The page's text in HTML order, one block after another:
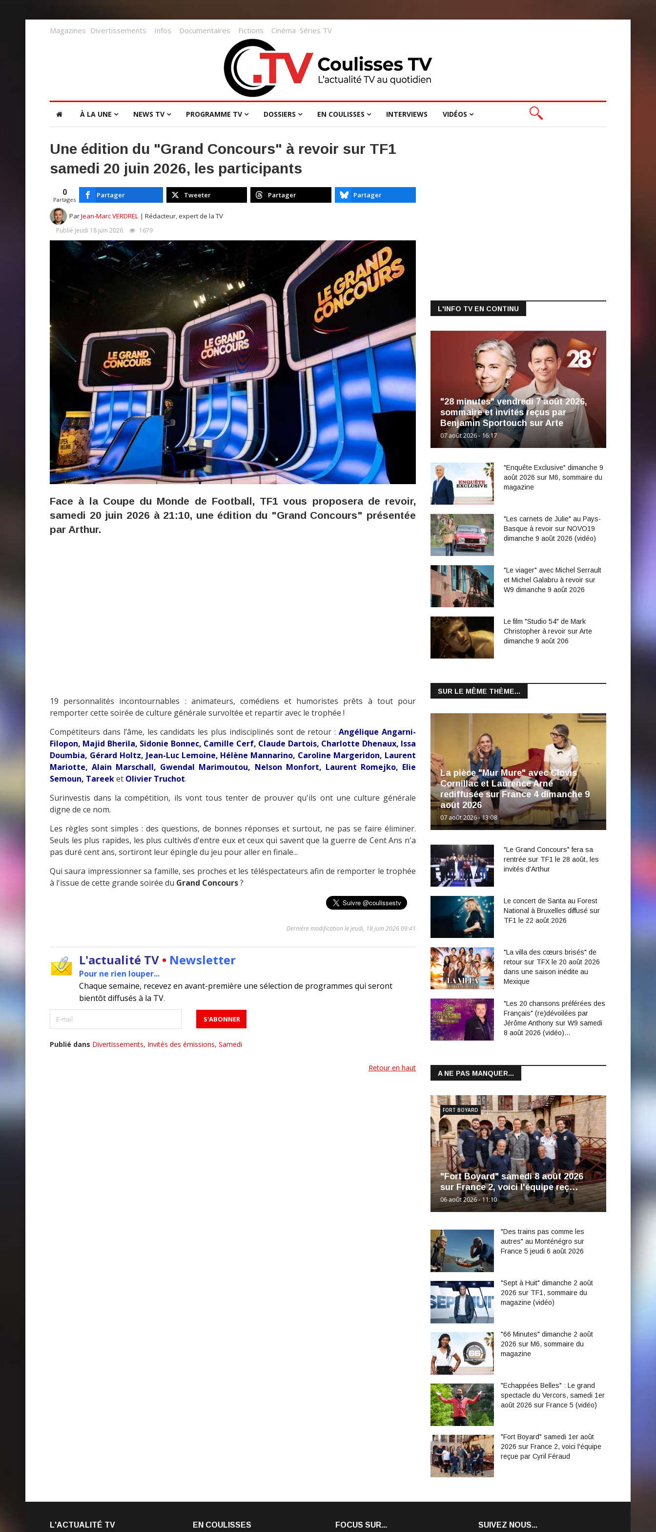
Magazines Divertissements Infos Documentaires Fictions Cinéma Séries TV
À LA UNE NEWS TV PROGRAMME TV DOSSIERS EN COULISSES INTERVIEWS VIDÉOS
Une édition du "Grand Concours" à revoir sur TF1
samedi 20 juin 2026, les participants
0
Partages
Partager Tweeter Partager Partager
ParJean-Marc VERDREL | Rédacteur, expert de la TV
Publié jeudi 18 juin 2026 1679
Face à la Coupe du Monde de Football, TF1 vous proposera de revoir,
samedi 20 juin 2026 à 21:10, une édition du "Grand Concours" présentée
par Arthur.
19 personnalités incontournables : animateurs, comédiens et humoristes prêts à tout pour
remporter cette soirée de culture générale survoltée et repartir avec le trophée !
Compétiteurs dans l’âme, les candidats les plus indisciplinés sont de retour : Angélique Angarni-
Filopon, Majid Bherila, Sidonie Bonnec, Camille Cerf, Claude Dartois, Charlotte Dhenaux, Issa
Doumbia, Gérard Holtz, Jean-Luc Lemoine, Hélène Mannarino, Caroline Margeridon, Laurent
Mariotte, Alain Marschall, Gwendal Marimoutou, Nelson Monfort, Laurent Romejko, Elie
Semoun, Tareeket Olivier Truchot.
Surinvestis dans la compétition, ils vont tous tenter de prouver qu'ils ont une culture générale
digne de ce nom.
Les règles sont simples : des questions, de bonnes réponses et surtout, ne pas se faire éliminer.
Seuls les plus rapides, les plus cultivés d'entre eux et ceux qui savent que la guerre de Cent Ans n'a
pas duré cent ans, sortiront leur épingle du jeu pour aller en finale...
Qui saura impressionner sa famille, ses proches et les téléspectateurs afin de remporter le trophée
à l'issue de cette grande soirée du Grand Concours?
Dernière modification le jeudi, 18 juin 2026 09:41
L'actualité TV • Newsletter
Pour ne rien louper...
Chaque semaine, recevez en avant-première une sélection de programmes qui seront
bientôt diffusés à la TV.
Publié dans Divertissements, Invités des émissions, Samedi
Retour en haut
L'INFO TV EN CONTINU
"28 minutes" vendredi 7 août 2026,
sommaire et invités reçus par
Benjamin Sportouch sur Arte
07 août 2026 - 16:17
"Enquête Exclusive" dimanche 9
août 2026 sur M6, sommaire du
magazine
"Les carnets de Julie" au Pays-
Basque à revoir sur NOVO19
dimanche 9 août 2026 (vidéo)
"Le viager" avec Michel Serrault
et Michel Galabru à revoir sur
W9 dimanche 9 août 2026
Le film "Studio 54" de Mark
Christopher à revoir sur Arte
dimanche 9 août 206
SUR LE MÊME THÈME...
La pièce "Mur Mure" avec Clovis
Cornillac et Laurence Arné
rediffusée sur France 4 dimanche 9
août 2026
07 août 2026 - 13:08
"Le Grand Concours" fera sa
rentrée sur TF1 le 28 août, les
invités d'Arthur
Le concert de Santa au Forest
National à Bruxelles diffusé sur
TF1 le 22 août 2026
"La villa des cœurs brisés" de
retour sur TFX le 20 août 2026
dans une saison inédite au
Mexique
"Les 20 chansons préférées des
Français" (re)dévoilées par
Jérôme Anthony sur W9 samedi
8 août 2026 (vidéo)…
A NE PAS MANQUER...
"Fort Boyard" samedi 8 août 2026
sur France 2, voici l'équipe reç…
06 août 2026 - 11:10
FORT BOYARD
"Des trains pas comme les
autres" au Monténégro sur
France 5 jeudi 6 août 2026
"Sept à Huit" dimanche 2 août
2026 sur TF1, sommaire du
magazine (vidéo)
"66 Minutes" dimanche 2 août
2026 sur M6, sommaire du
magazine
"Echappées Belles" : Le grand
spectacle du Vercors, samedi 1er
août 2026 sur France 5 (vidéo)
"Fort Boyard" samedi 1er août
2026 sur France 2, voici l'équipe
reçue par Cyril Féraud
L'ACTUALITÉ TV EN COULISSES FOCUS SUR... SUIVEZ NOUS...